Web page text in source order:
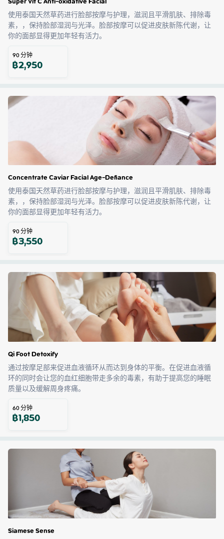
使用泰国天然草药进行脸部按摩与护理，滋润且平滑肌肤、排除毒
素，，保持脸部湿润与光泽。脸部按摩可以促进皮肤新陈代谢，让
你的面部显得更加年轻有活力。
90分钟
฿2,950
Concentrate Caviar Facial Age-Defiance
使用泰国天然草药进行脸部按摩与护理，滋润且平滑肌肤、排除毒
素，，保持脸部湿润与光泽。脸部按摩可以促进皮肤新陈代谢，让
你的面部显得更加年轻有活力。
90分钟
฿3,550
Qi Foot Detoxify
通过按摩足部来促进血液循环从而达到身体的平衡。在促进血液循
环的同时会让您的血红细胞带走多余的毒素，有助于提高您的睡眠
质量以及缓解周身疼痛。
60分钟
฿1,850
Siamese Sense